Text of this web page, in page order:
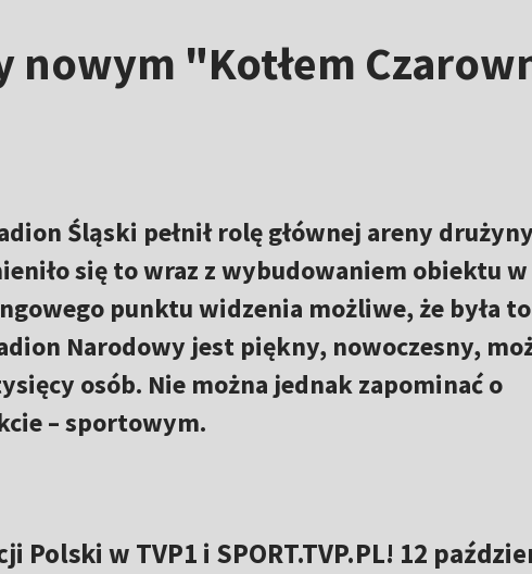
nowym "Kotłem
Śląski pełnił rolę głównej areny
się to wraz z wybudowaniem obiektu w
punktu widzenia możliwe, że była to
Narodowy jest piękny, nowoczesny,
osób. Nie można jednak zapominać o
– sportowym.
Polski w TVP1 i SPORT.TVP.PL! 12